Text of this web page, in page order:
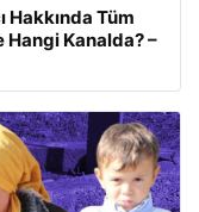
Hakkında Tüm
Hangi Kanalda? –